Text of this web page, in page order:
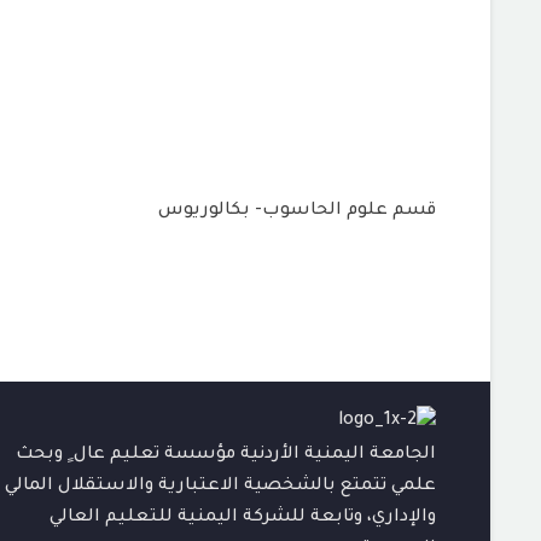
قسم علوم الحاسوب- بكالوريوس
الجامعة اليمنية الأردنية مؤسسة تعليم عال ٍ وبحث
علمي تتمتع بالشخصية الاعتبارية والاستقلال المالي
والإداري، وتابعة للشركة اليمنية للتعليم العالي